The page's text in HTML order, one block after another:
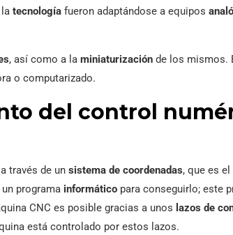
tecnología fueron adaptándose a equipos
, así como a la miniaturización de los mismos.
o computarizado.
del control
través de un sistema de coordenadas, que es
programa informático para conseguirlo; este
CNC es posible gracias a unos lazos de
está controlado por estos lazos.